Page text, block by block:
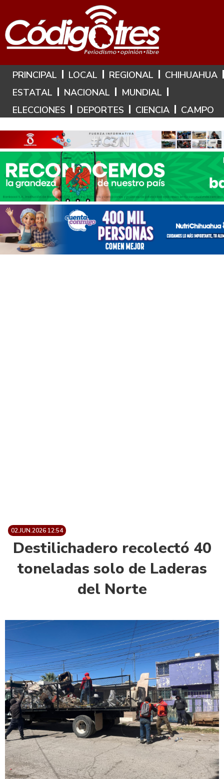
Hoy es: 7 de Agosto de 2026
PRINCIPAL LOCAL REGIONAL
CHIHUAHUA
ESTATAL
NACIONAL
MUNDIAL
ELECCIONES
DEPORTES CIENCIA CAMPO
02.JUN.2026 12:54
Destilichadero recolectó 40
toneladas solo de Laderas
del Norte